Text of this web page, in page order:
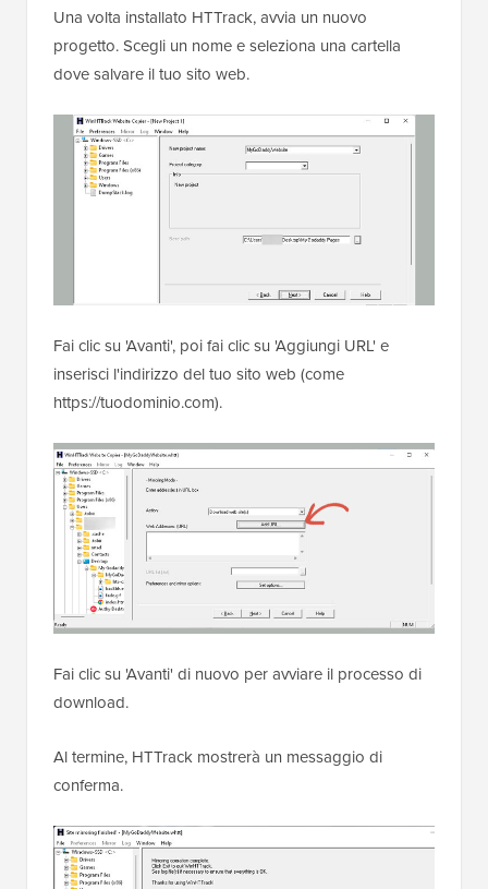
Una volta installato HTTrack, avvia un nuovo
progetto. Scegli un nome e seleziona una cartella
dove salvare il tuo sito web.
Fai clic su 'Avanti', poi fai clic su 'Aggiungi URL' e
inserisci l'indirizzo del tuo sito web (come
https://tuodominio.com).
Fai clic su 'Avanti' di nuovo per avviare il processo di
download.
Al termine, HTTrack mostrerà un messaggio di
conferma.